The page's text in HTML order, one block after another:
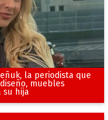
la periodista que
muebles
su hija